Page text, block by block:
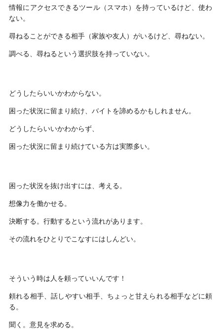
情報にアクセスできるツール（スマホ）を持っているけど、使わ
ない。
尋ねることができる相手（家族や友人）がいるけど、尋ねない。
調べる、尋ねるという選択肢を持っていない。
どうしたらいいかわからない。
困った状況に留まり続け、バイトを諦めるかもしれません。
どうしたらいいかわからず、
困った状況に留まり続けている方は実際多い。
困った状況を抜け出すには、考える。
想像力を働かせる。
決断する。行動するという流れがあります。
その流れをひとりでこなすにはしんどい。
そういう時は人を頼っていいんです！
頼れる相手、話しやすい相手、ちょっと甘えられる相手などに頼
る。
聞く。意見を求める。